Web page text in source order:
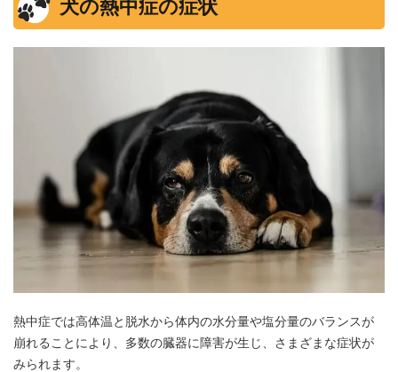
犬の熱中症の症状
熱中症では高体温と脱水から体内の水分量や塩分量のバランスが
崩れることにより、多数の臓器に障害が生じ、さまざまな症状が
みられます。